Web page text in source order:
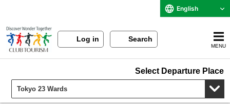
English
Log in Search
MENU
Select Departure Place